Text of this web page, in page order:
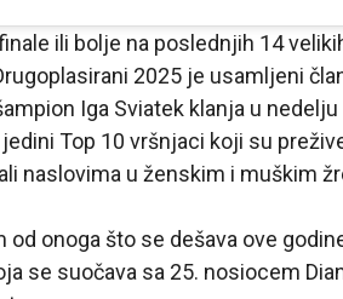
ili bolje na poslednjih 14
2025 je usamljeni
Iga Sviatek klanja u
Top 10 vršnjaci koji su
naslovima u ženskim i muškim
onoga što se dešava ove
se suočava sa 25. nosiocem